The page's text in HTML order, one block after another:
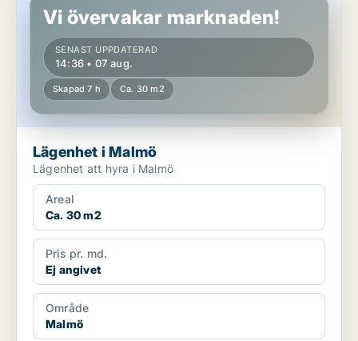
Vi övervakar marknaden!
SENAST UPPDATERAD
14:36 • 07 aug.
Skapad 7 h Ca. 30 m2
Lägenhet i Malmö
Lägenhet att hyra i Malmö
Areal
Ca. 30 m2
Pris pr. md.
Ej angivet
Område
Malmö